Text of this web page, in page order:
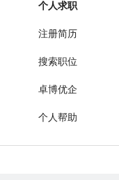
个人求职
注册简历
搜索职位
卓博优企
个人帮助